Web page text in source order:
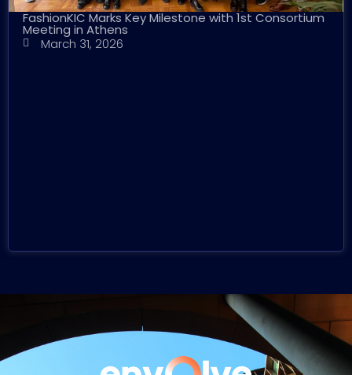
FashionKIC Marks Key Milestone with 1st Consortium
Meeting in Athens
March 31, 2026